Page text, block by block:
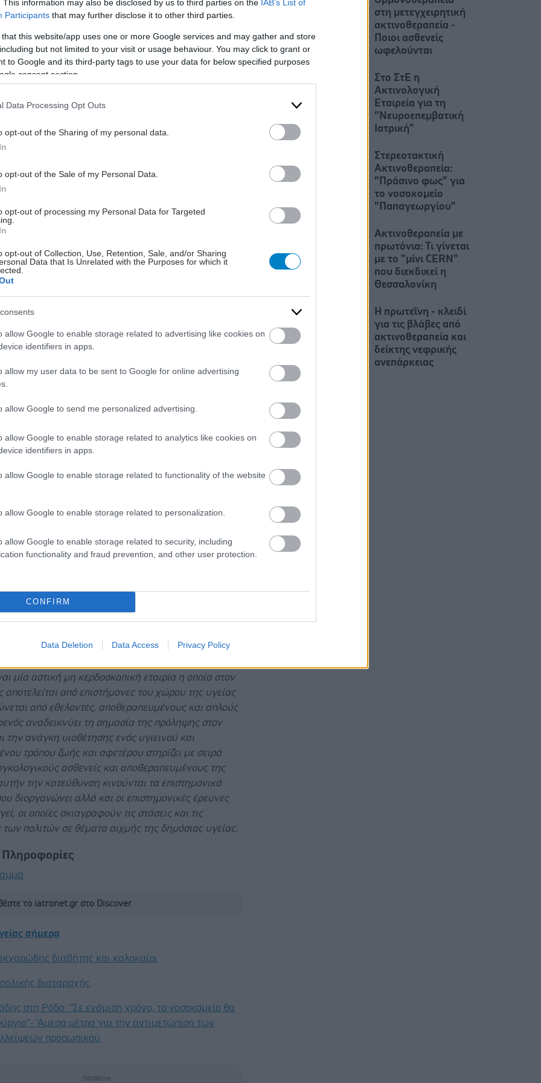
This information may also be disclosed by us to third parties on the IAB’s List of
Participants that may further disclose it to other third parties.
that this website/app uses one or more Google services and may gather and store
but not limited to your visit or usage behaviour. You may click to grant or
to Google and its third-party tags to use your data for below specified purposes
consent section.
Data Processing Opt Outs
opt-out of the Sharing of my personal data.
opt-out of the Sale of my Personal Data.
opt-out of processing my Personal Data for Targeted
opt-out of Collection, Use, Retention, Sale, and/or Sharing
Data that Is Unrelated with the Purposes for which it
allow Google to enable storage related to advertising like cookies on
identifiers in apps.
allow my user data to be sent to Google for online advertising
allow Google to send me personalized advertising.
allow Google to enable storage related to analytics like cookies on
identifiers in apps.
allow Google to enable storage related to functionality of the website
allow Google to enable storage related to personalization.
allow Google to enable storage related to security, including
functionality and fraud prevention, and other user protection.
CONFIRM
Data Deletion Data Access Privacy Policy
θεραπεία σε πολλούς τύπους καρκίνου τις
να απαντηθούν σημαντικά ερωτήματα όπως
στη βέλτιστη κλασματοποίηση, στη δόση και
της Ακτινοθεραπείας, στο σχεδιασμό του
στόχου προς ακτινοβόληση, στο χρονικό συνδυασμό
αλλά και στην ασφάλεια και τοξικότητα της
οι κατάλληλοι βιοδείκτες για την επιλογή των
ασθενών που πράγματι ωφελούνται από τη
θνησιμότητας από καρκίνο του πνεύμονα
συνάντηση της ΑΚΟΣ θα εστιάσει και σε
που αφορούν στον καρκίνο του πνεύμονα, την ώρα
σημαντική μείωση της θνησιμότητας από τον
πνεύμονα τα τρία τελευταία χρόνια, σε έρευνα που
τον Ιανουάριο του 2020 στο Cancer Journal for
μείωση αγγίζει συνολικά το 25% με την ετήσια
το 4 έως 5%. Ο καρκίνος του πνεύμονα, με
το κάπνισμα, κορυφώθηκε τη δεκαετία του
πληθυσμό με πάνω από 200 θανάτους ανά 100.000
του πνεύμονα, οφείλονται στη μείωση του
στη βελτίωση των διαγνωστικών μεθόδων, στην
της νόσου αλλά και στη βελτίωση των
επιτυχούς αντιμετώπισης της νόσου, ανήκει και
εξέλιξη, συνέβαλαν στην ακριβέστερη στόχευση
επιβίωσης των ασθενών. Στερεοτακτική ή συμβατή
αγωγή, αρνητικοποιούν πλέον αναίμακτα
επιβίωση του ασθενή. Η επιλογή της τεχνικής
των θεραπειών εξαρτώνται από τη θέση και
του όγκου, τα χαρακτηριστικά του καρκινικού
μία αστική μη κερδοσκοπική εταιρία η οποία στον
αποτελείται από επιστήμονες του χώρου της υγείας
από εθελοντές, αποθεραπευμένους και απλούς
αναδεικνύει τη σημασία της πρόληψης στον
την ανάγκη υιοθέτησης ενός υγιεινού και
τρόπου ζωής και αφετέρου στηρίζει με σειρά
ασθενείς και αποθεραπευμένους της
την κατεύθυνση κινούνται τα επιστημονικά
διοργανώνει αλλά και οι επιστημονικές έρευνες
οι οποίες σκιαγραφούν τις στάσεις και τις
των πολιτών σε θέματα αιχμής της δημόσιας υγείας.
Πληροφορίες
το iatronet.gr στο Discover
σήμερα
διαβήτης και καλοκαίρι
διαταραχής
στη Ρόδο: ''Σε ενάμιση χρόνο, το νοσοκομείο θα
'Αμεσα μέτρα για την αντιμετώπιση των
προσωπικού
στη μετεγχειρητική
ακτινοθεραπεία -
Ποιοι ασθενείς
ωφελούνται
Στο ΣτΕ η
Ακτινολογική
Εταιρεία για τη
"Νευροεπεμβατική
Ιατρική"
Στερεοτακτική
Ακτινοθεραπεία:
"Πράσινο φως" για
το νοσοκομείο
"Παπαγεωργίου"
Ακτινοθεραπεία με
πρωτόνια: Τι γίνεται
με το "μίνι CERN"
που διεκδικεί η
Θεσσαλονίκη
Η πρωτεΐνη - κλειδί
για τις βλάβες από
ακτινοθεραπεία και
δείκτης νεφρικής
ανεπάρκειας